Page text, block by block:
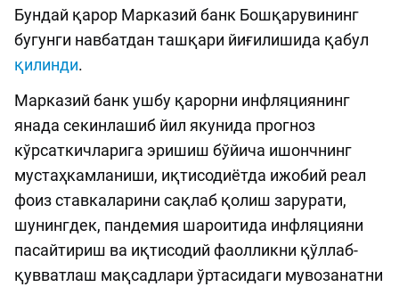
Бундай қарор Марказий банк Бошқарувининг
бугунги навбатдан ташқари йиғилишида қабул
қилинди.
Марказий банк ушбу қарорни инфляциянинг
янада секинлашиб йил якунида прогноз
кўрсаткичларига эришиш бўйича ишончнинг
мустаҳкамланиши, иқтисодиётда ижобий реал
фоиз ставкаларини сақлаб қолиш зарурати,
шунингдек, пандемия шароитида инфляцияни
пасайтириш ва иқтисодий фаолликни қўллаб-
қувватлаш мақсадлари ўртасидаги мувозанатни